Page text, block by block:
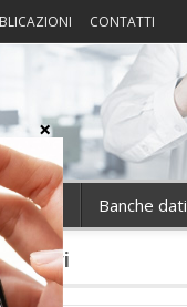
CONTATTI
Notizie Banche dati
Archivi